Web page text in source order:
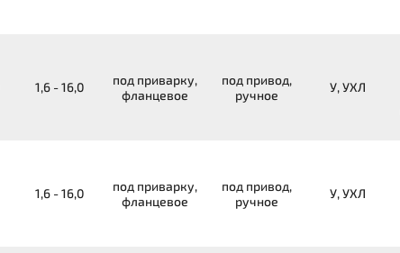
1,6 - 16,0
под приварку,
фланцевое
под привод,
ручное
У, УХЛ
1,6 - 16,0
под приварку,
фланцевое
под привод,
ручное
У, УХЛ